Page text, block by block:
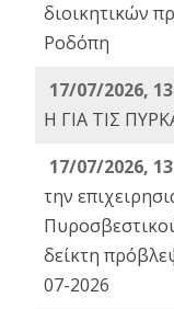
διοικητικών
Ροδόπη
17/07/2026,
Η ΓΙΑ ΤΙΣ
17/07/2026,
την
δείκτη
07-2026